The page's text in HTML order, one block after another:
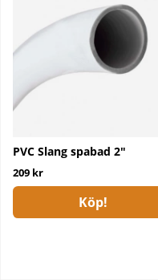
PVC Slang spabad 2"
209 kr
Köp!